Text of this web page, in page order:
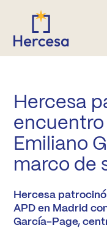
Hercesa
encuentro
Emiliano
marco de
Hercesa
APD en Madrid
García-Page,